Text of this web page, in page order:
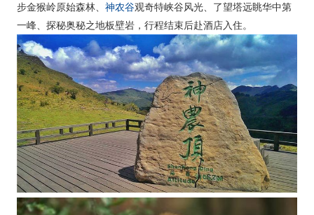
步金猴岭原始森林、 神农谷观奇特峡谷风光、了望塔远眺华中第
一峰、探秘奥秘之地板壁岩，行程结束后赴酒店入住。